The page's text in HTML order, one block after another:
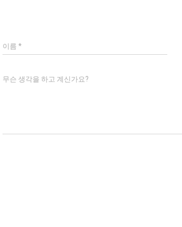
이름 *
무슨 생각을 하고 계신가요?